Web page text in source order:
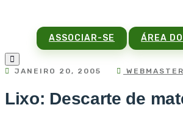
ASSOCIAR-SE ÁREA
JANEIRO 20, 2005 WEBMASTER
Lixo: Descarte de